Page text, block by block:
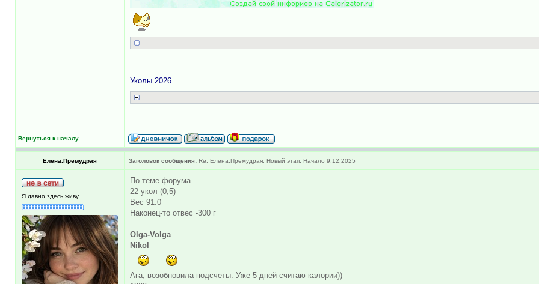
Уколы 2026
Вернуться к началу
Елена.Премудрая Заголовок сообщения: Re: Елена.Премудрая: Новый этап. Начало 9.12.2025
Я давно здесь живу
По теме форума.
22 укол (0,5)
Вес 91.0
Наконец-то отвес -300 г
Olga-Volga
Nikol_
Ага, возобновила подсчеты. Уже 5 дней считаю калории))